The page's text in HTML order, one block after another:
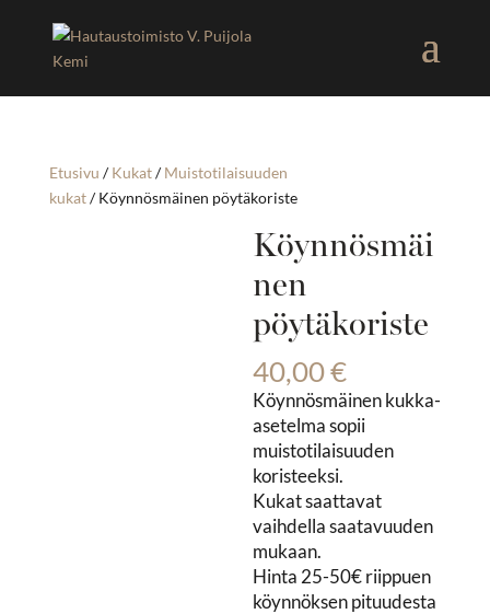
Etusivu /Kukat/Muistotilaisuuden
kukat/ Köynnösmäinen pöytäkoriste
Köynnösmäi
nen
pöytäkoriste
40,00€
Köynnösmäinen kukka-
asetelma sopii
muistotilaisuuden
koristeeksi.
Kukat saattavat
vaihdella saatavuuden
mukaan.
Hinta 25-50€ riippuen
köynnöksen pituudesta